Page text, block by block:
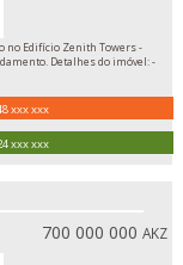
no Edifício Zenith Towers -
do imóvel: -
xxx xxx
xxx xxx
700 000 000AKZ